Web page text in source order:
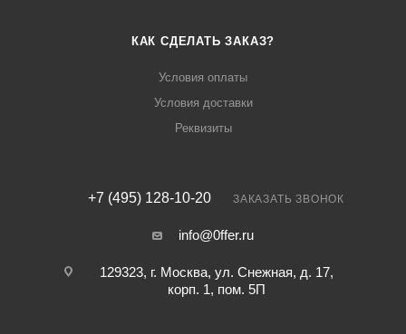
КАК СДЕЛАТЬ ЗАКАЗ?
Условия оплаты
Условия доставки
Реквизиты
+7 (495) 128-10-20 ЗАКАЗАТЬ ЗВОНОК
info@0ffer.ru
129323, г. Москва, ул. Снежная, д. 17,
корп. 1, пом. 5П